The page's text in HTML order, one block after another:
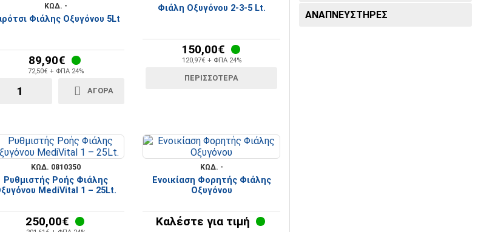
ΚΩΔ. -
Φιάλης Οξυγόνου 5Lt
89,90€
72,50€ + ΦΠΑ 24%
ΑΓΟΡΆ
Φιάλη Οξυγόνου 2-3-5 Lt.
150,00€
120,97€ + ΦΠΑ 24%
ΠΕΡΙΣΣΌΤΕΡΑ
ΚΩΔ. 0810350
Ρυθμιστής Ροής Φιάλης
MediVital 1 – 25Lt.
250,00€
ΚΩΔ. -
Ενοικίαση Φορητής Φιάλης
Οξυγόνου
Καλέστε για τιμή
ΑΝΑΠΝΕΥΣΤΉΡΕΣ